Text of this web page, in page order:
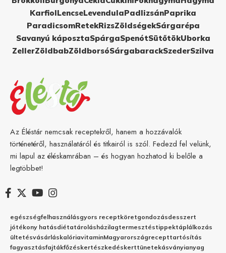
KarfiolLencseLevendulaPadlizsánPaprika
ParadicsomRetekRizsZöldségekSárgarépa
Savanyú káposztaSpárgaSpenótSütőtökUborka
ZellerZöldbabZöldborsóSárgabarackSzederSzilva
Az Éléstár nemcsak receptekről, hanem a hozzávalók
történetéről, használatáról és titkairól is szól. Fedezd fel velünk,
mi lapul az éléskamrában – és hogyan hozhatod ki belőle a
legtöbbet!
egészségfelhasználásgyors receptköretgondozásdesszert
jótékony hatásdiétatárolásházilagtermesztéstippektáplálkozás
ültetésvásárláskalóriavitaminMagyarországrecepttartósítás
fagyasztásfajtákfőzéskertészkedéskerttünetekásványianyag